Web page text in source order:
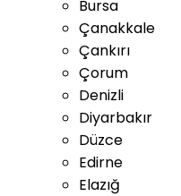
Bursa
Çanakkale
Çankırı
Çorum
Denizli
Diyarbakır
Düzce
Edirne
Elazığ